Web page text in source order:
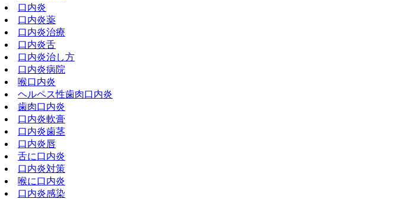
口内炎
口内炎薬
口内炎治療
口内炎舌
口内炎治し方
口内炎病院
喉口内炎
ヘルペス性歯肉口内炎
歯肉口内炎
口内炎軟膏
口内炎歯茎
口内炎唇
舌に口内炎
口内炎対策
喉に口内炎
口内炎感染